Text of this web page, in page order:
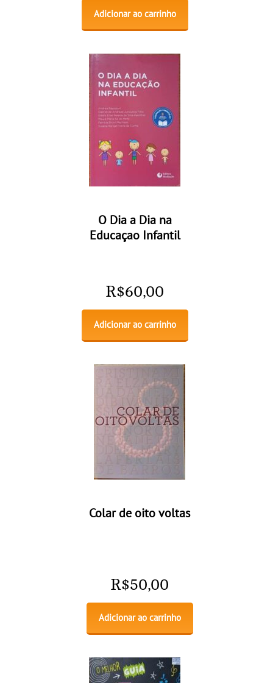
Adicionar ao carrinho
O Dia a Dia na
Educaçao Infantil
R$60,00
Adicionar ao carrinho
Colar de oito voltas
R$50,00
Adicionar ao carrinho